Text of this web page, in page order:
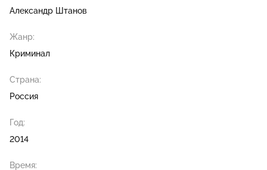
Александр Штанов
Жанр:
Криминал
Страна:
Россия
Год:
2014
Время: